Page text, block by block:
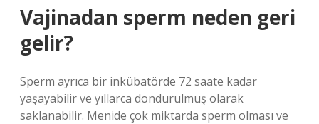
Vajinadan sperm neden geri
gelir?
Sperm ayrıca bir inkübatörde 72 saate kadar
yaşayabilir ve yıllarca dondurulmuş olarak
saklanabilir. Menide çok miktarda sperm olması ve